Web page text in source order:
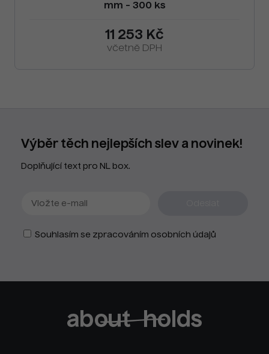
mm - 300 ks
11 253 Kč
včetně DPH
Výběr těch nejlepších slev a novinek!
Doplňující text pro NL box.
Souhlasím se zpracováním osobních údajů